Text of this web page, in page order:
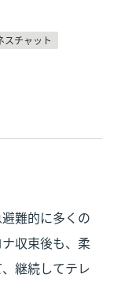
スチャット
難的に多くの
収束後も、柔
継続してテレ